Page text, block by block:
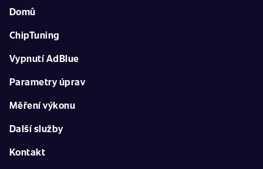
Domů
ChipTuning
Vypnutí AdBlue
Parametry úprav
Měření výkonu
Další služby
Kontakt